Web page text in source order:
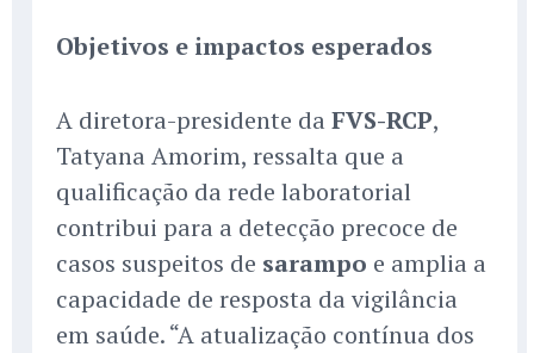
Objetivos e impactos esperados
A diretora-presidente da FVS-RCP,
Tatyana Amorim, ressalta que a
qualificação da rede laboratorial
contribui para a detecção precoce de
casos suspeitos de sarampo e amplia a
capacidade de resposta da vigilância
em saúde. “A atualização contínua dos